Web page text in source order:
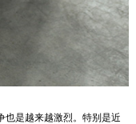
也是越来越激烈。特别是近